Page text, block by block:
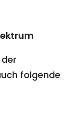
folgende